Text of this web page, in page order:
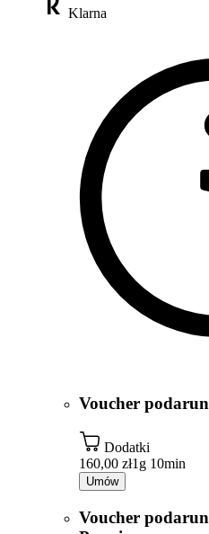
Klarna
Voucher
Dodatki
160,00 zł1g 10min
Umów
Voucher